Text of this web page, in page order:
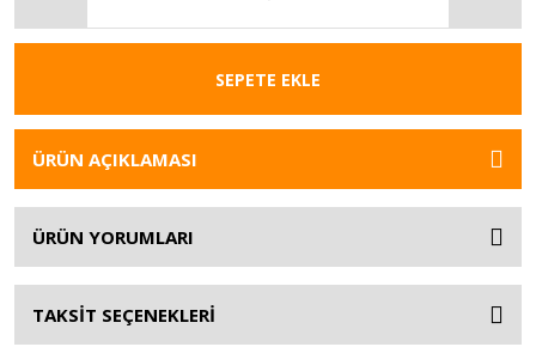
SEPETE EKLE
ÜRÜN AÇIKLAMASI
ÜRÜN YORUMLARI
TAKSİT SEÇENEKLERİ